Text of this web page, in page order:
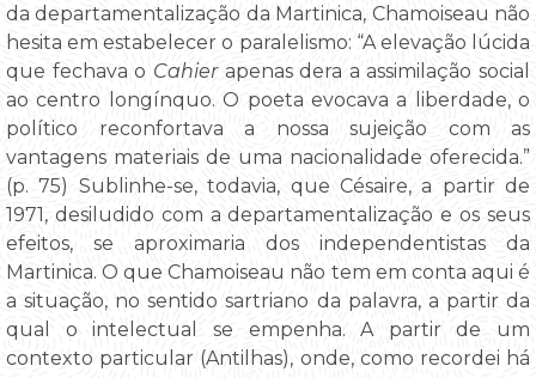
da departamentalização da Martinica, Chamoiseau não
hesita em estabelecer o paralelismo: “A elevação lúcida
que fechava o Cahierapenas dera a assimilação social
ao centro longínquo. O poeta evocava a liberdade, o
político reconfortava a nossa sujeição com as
vantagens materiais de uma nacionalidade oferecida.”
(p. 75) Sublinhe-se, todavia, que Césaire, a partir de
1971, desiludido com a departamentalização e os seus
efeitos, se aproximaria dos independentistas da
Martinica. O que Chamoiseau não tem em conta aqui é
a situação, no sentido sartriano da palavra, a partir da
qual o intelectual se empenha. A partir de um
contexto particular (Antilhas), onde, como recordei há